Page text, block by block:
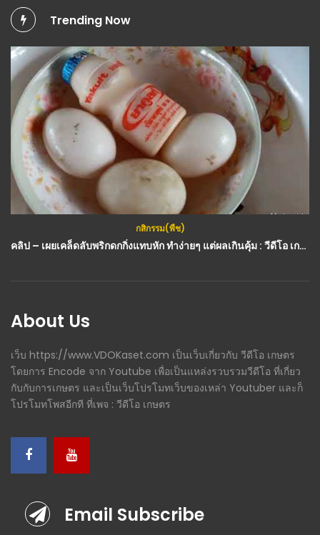
Trending Now
กสิกรรม(พืช)
คลิป – เผยเคล็ดลับพริกดกกิ่งแทบหัก ทำง่ายๆ แต่ผลเกินคุ้ม : วีดีโอ เกษตร
About Us
เว็บ https://www.VDOKaset.com เป็นเว็บเกี่ยวกับ วีดีโอ เกษตร
โดยการ Encode จาก Youtube เพื่อเป็นแหล่งรวบรวมวีดีโอ ที่เกี่ยว
กับกับการเกษตร และเป็นเว็บโปรโมทเว็บของเหล่า Youtuber และก็
โปรโมทโพสอีกที ที่เพจ : วีดีโอ เกษตร
Email Subscribe